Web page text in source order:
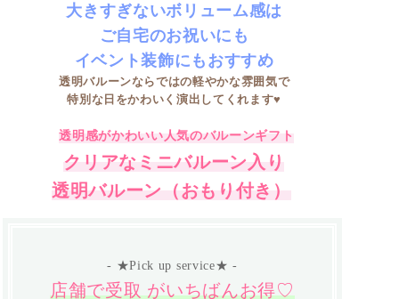
大きすぎないボリューム感は
ご自宅のお祝いにも
イベント装飾にもおすすめ
透明バルーンならではの軽やかな雰囲気で
特別な日をかわいく演出してくれます♥
透明感がかわいい人気のバルーンギフト
クリアなミニバルーン入り
透明バルーン（おもり付き）
- ★Pick up service★ -
店舗で受取 がいちばんお得♡